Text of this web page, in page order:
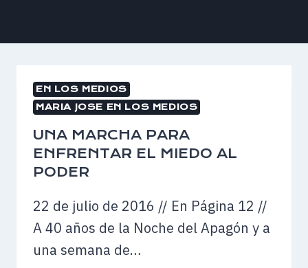
EN LOS MEDIOS
MARIA JOSE EN LOS MEDIOS
UNA MARCHA PARA
ENFRENTAR EL MIEDO AL
PODER
22 de julio de 2016 // En Página 12 //
A 40 años de la Noche del Apagón y a
una semana de…